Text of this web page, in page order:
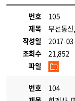
번호
105
제목
무선통
작성일
2017-
조회수
21,852
파일
번호
104